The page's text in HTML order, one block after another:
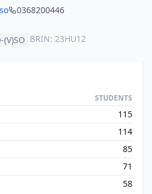
0368200446
(V)SO BRIN: 23HU12
STUDENTS
115
114
85
71
58